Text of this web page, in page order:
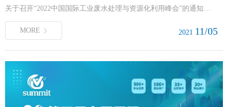
关于召开“2022中国国际工业废水处理与资源化利用峰会”的通知…
MORE 2021 11/05